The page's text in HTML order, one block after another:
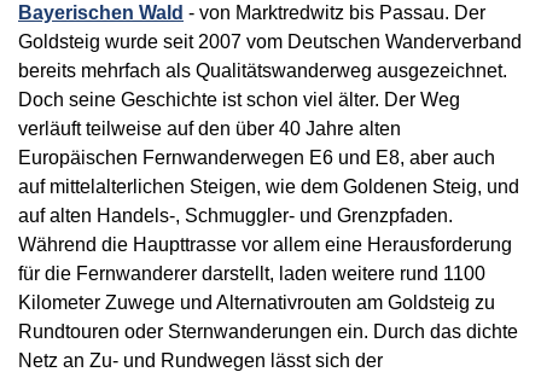
Bayerischen Wald - von Marktredwitz bis Passau. Der
Goldsteig wurde seit 2007 vom Deutschen Wanderverband
bereits mehrfach als Qualitätswanderweg ausgezeichnet.
Doch seine Geschichte ist schon viel älter. Der Weg
verläuft teilweise auf den über 40 Jahre alten
Europäischen Fernwanderwegen E6 und E8, aber auch
auf mittelalterlichen Steigen, wie dem Goldenen Steig, und
auf alten Handels-, Schmuggler- und Grenzpfaden.
Während die Haupttrasse vor allem eine Herausforderung
für die Fernwanderer darstellt, laden weitere rund 1100
Kilometer Zuwege und Alternativrouten am Goldsteig zu
Rundtouren oder Sternwanderungen ein. Durch das dichte
Netz an Zu- und Rundwegen lässt sich der